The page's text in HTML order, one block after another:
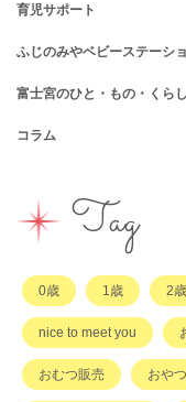
ショッピング
図書館
公園
遊び
習い事
カフェ・レストラン
パン
スウィーツ
お弁当・お惣菜
育児サポート
子育てサロン
支援センター
幼稚園・保育園・こども園
ふじのみやベビーステーシ
コンビニ
公共施設
富士宮のひと・もの・くらし
行政サービス
ひと
その他
コラム
子育てコラムTag
0歳 1歳 2歳
nice to meet you
おむつ販売 おやつ